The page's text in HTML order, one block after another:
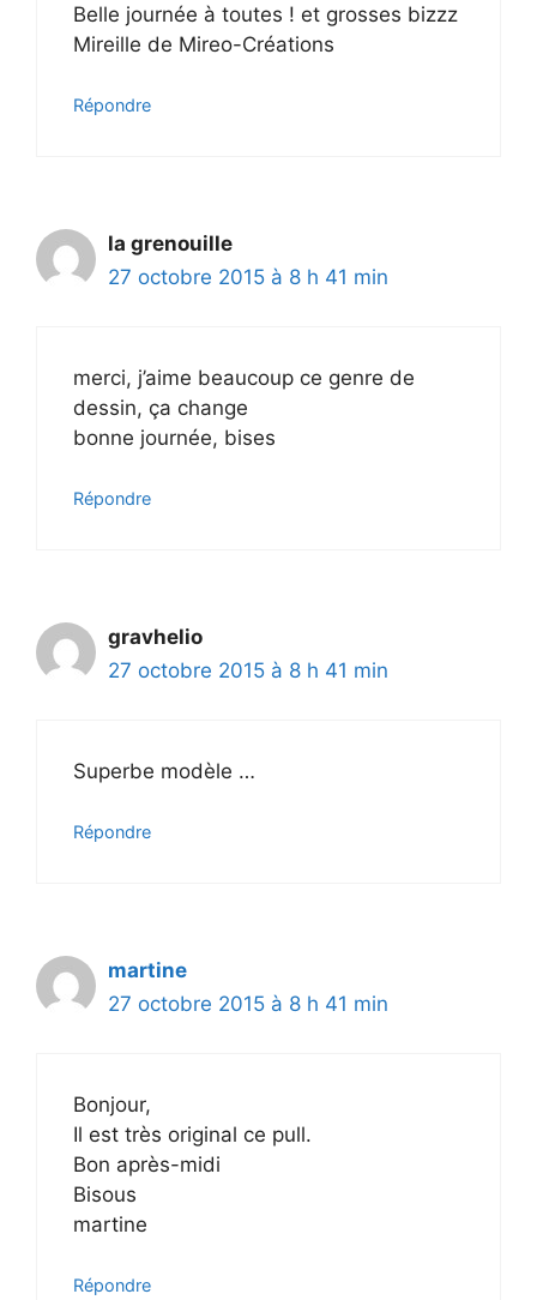
Belle journée à toutes ! et grosses bizzz
Mireille de Mireo-Créations
Répondre
la grenouille
27 octobre 2015 à 8 h 41 min
merci, j’aime beaucoup ce genre de
dessin, ça change
bonne journée, bises
Répondre
gravhelio
27 octobre 2015 à 8 h 41 min
Superbe modèle …
Répondre
martine
27 octobre 2015 à 8 h 41 min
Bonjour,
Il est très original ce pull.
Bon après-midi
Bisous
martine
Répondre